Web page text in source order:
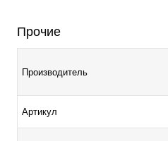
Прочие
Производитель
Артикул